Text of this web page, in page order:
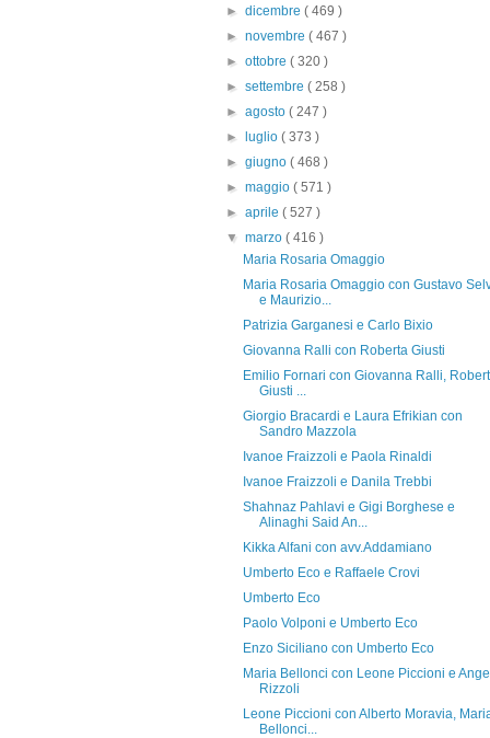
►dicembre( 469 )
►novembre( 467 )
►ottobre( 320 )
►settembre( 258 )
►agosto( 247 )
►
luglio( 373 )
►giugno( 468 )
►maggio( 571 )
►aprile( 527 )
▼marzo( 416 )
Maria Rosaria Omaggio
Maria Rosaria Omaggio con Gustavo
e Maurizio...
Patrizia Garganesi e Carlo Bixio
Giovanna Ralli con Roberta Giusti
Emilio Fornari con Giovanna Ralli,
Giusti ...
Giorgio Bracardi e Laura Efrikian con
Sandro Mazzola
Ivanoe Fraizzoli e Paola Rinaldi
Ivanoe Fraizzoli e Danila Trebbi
Shahnaz Pahlavi e Gigi Borghese e
Alinaghi Said An...
Kikka Alfani con avv.Addamiano
Umberto Eco e Raffaele Crovi
Umberto Eco
Paolo Volponi e Umberto Eco
Enzo Siciliano con Umberto Eco
Maria Bellonci con Leone Piccioni e
Rizzoli
Leone Piccioni con Alberto Moravia,
Bellonci...